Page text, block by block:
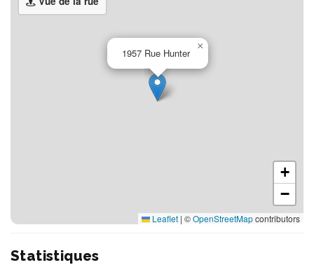
1957 Rue Hunter
×
+
−
Leaflet | ©OpenStreetMapcontributors
Statistiques